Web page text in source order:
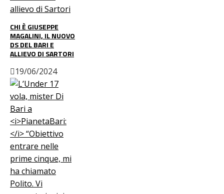
CHI È GIUSEPPE
MAGALINI, IL NUOVO
DS DEL BARI E
ALLIEVO DI SARTORI
19/06/2024